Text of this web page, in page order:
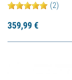
(2)
359,99€